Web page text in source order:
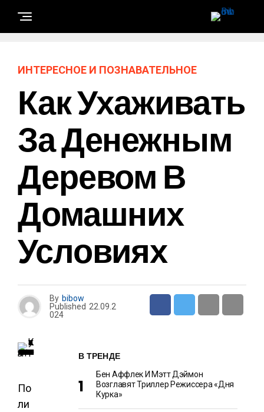
ИНТЕРЕСНОЕ И ПОЗНАВАТЕЛЬНОЕ
Как Ухаживать
За Денежным
Деревом В
Домашних
Условиях
By bibow
Published 22.09.2
024
По
ли
В ТРЕНДЕ
Бен Аффлек И Мэтт Дэймон
Возглавят Триллер Режиссера «Дня
Курка»